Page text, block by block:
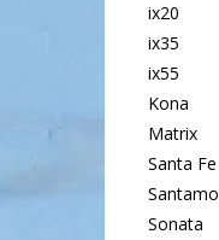
ix20
ix35
ix55
Kona
Matrix
Santa Fe
Santamo
Sonata